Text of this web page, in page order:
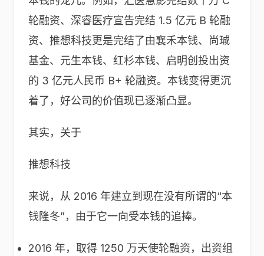
轮融资、深睿医疗宣告完结 1.5 亿元 B 轮融
资、推想科技更是完结了由襄禾本钱、尚珹
基金、元生本钱、红杉本钱、启明创投出资
的 3 亿元人民币 B+ 轮融资。本钱变得更沉
着了，好公司的价值现已逐渐凸显。
其实，关于
推想科技
来说，从 2016 年建立到现在没有所谓的“本
钱隆冬”，由于它一向受本钱的追捧。
2016 年，取得 1250 万天使轮融资，出资组